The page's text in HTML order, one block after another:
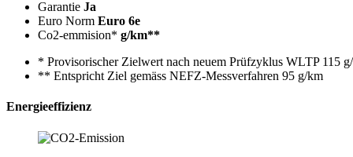
Garantie Ja
Euro Norm Euro 6e
Co2-emmision* g/km**
* Provisorischer Zielwert nach neuem Prüfzyklus WLTP 115
** Entspricht Ziel gemäss NEFZ-Messverfahren 95 g/km
Energieeffizienz